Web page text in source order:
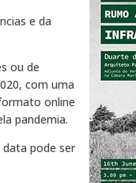
e da
ou de
com uma
online
pandemia.
data pode ser